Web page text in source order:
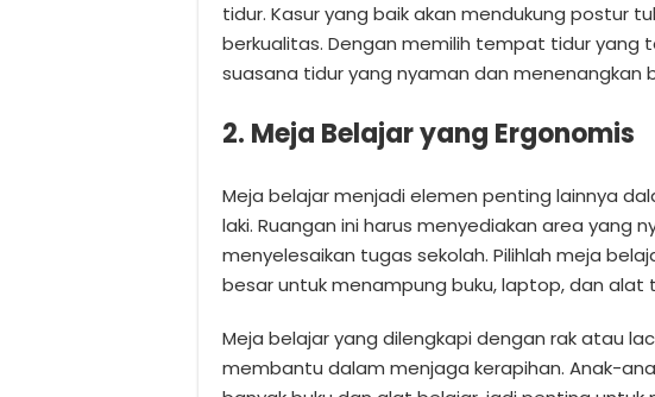
tidur. Kasur yang baik akan mendukung postur
berkualitas. Dengan memilih tempat tidur
suasana tidur yang nyaman dan menenangkan
2. Meja Belajar yang Ergonomis
Meja belajar menjadi elemen penting lainnya
laki. Ruangan ini harus menyediakan area yang
menyelesaikan tugas sekolah. Pilihlah meja
besar untuk menampung buku, laptop, dan alat
Meja belajar yang dilengkapi dengan rak atau
membantu dalam menjaga kerapihan. Anak-